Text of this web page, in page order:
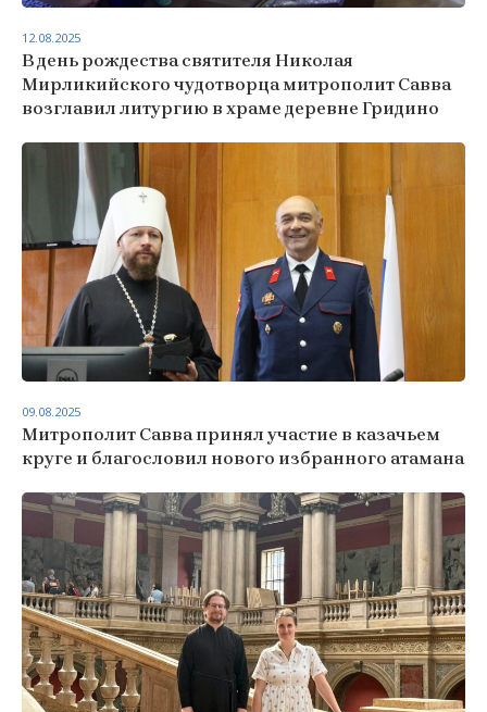
В день рождества святителя Николая
Мирликийского чудотворца митрополит Савва
возглавил литургию в храме деревне Гридино
12.08.2025
Митрополит Савва принял участие в казачьем
круге и благословил нового избранного атамана
09.08.2025